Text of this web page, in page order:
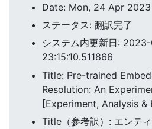
Date: Mon, 24 Apr
ステータス: 翻訳完了
システム内更新日:
23:15:10.511866
Title: Pre-trained
Resolution: An
[Experiment, Analysis &
Title（参考訳）: エンテ